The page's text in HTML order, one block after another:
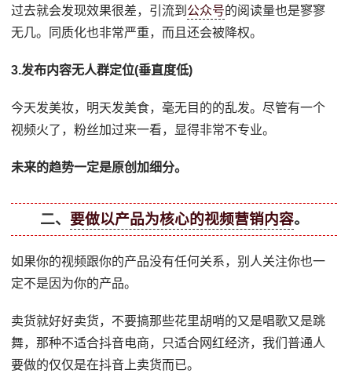
过去就会发现效果很差，引流到 公众号的阅读量也是寥寥
无几。同质化也非常严重，而且还会被降权。
3.发布内容无人群定位(垂直度低)
今天发美妆，明天发美食，毫无目的的乱发。尽管有一个
视频火了，粉丝加过来一看，显得非常不专业。
未来的趋势一定是原创加细分。
二、 要做以产品为核心的视频营销内容。
如果你的视频跟你的产品没有任何关系，别人关注你也一
定不是因为你的产品。
卖货就好好卖货，不要搞那些花里胡哨的又是唱歌又是跳
舞，那种不适合抖音电商，只适合网红经济，我们普通人
要做的仅仅是在抖音上卖货而已。